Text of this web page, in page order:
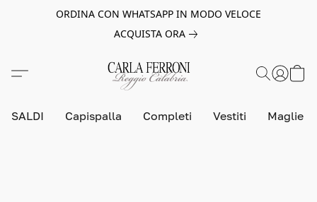
ORDINA CON WHATSAPP IN MODO VELOCE
ACQUISTA ORA
SALDI Capispalla Completi Vestiti Maglie e